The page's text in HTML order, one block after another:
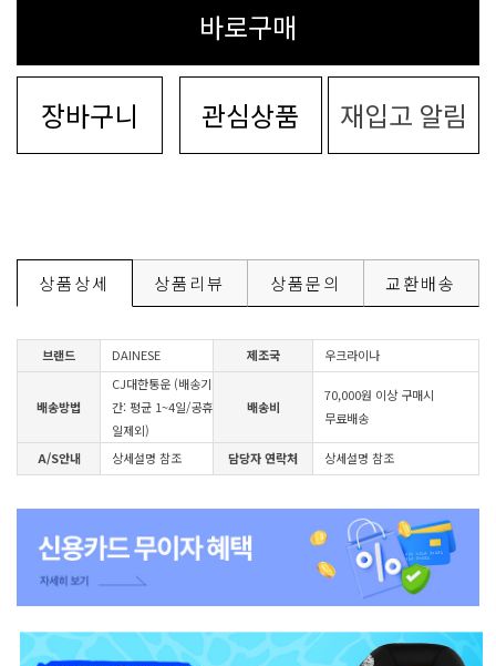
바로구매
장바구니 관심상품 재입고 알림
상품상세 상품리뷰 상품문의 교환배송
브랜드 DAINESE 제조국 우크라이나
배송방법
CJ대한통운 (배송기
간: 평균 1~4일/공휴
일제외)
배송비
70,000원 이상 구매시
무료배송
A/S안내 상세설명 참조 담당자 연락처 상세설명 참조